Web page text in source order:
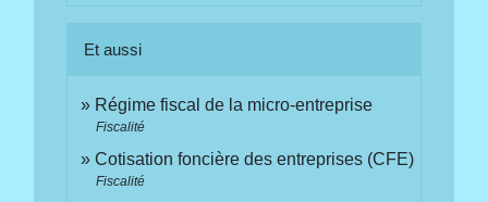
Et aussi
Régime fiscal de la micro-entreprise
Fiscalité
Cotisation foncière des entreprises (CFE)
Fiscalité